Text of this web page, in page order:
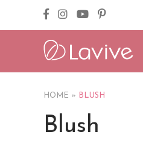
HOME » BLUSH
Blush